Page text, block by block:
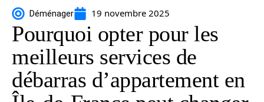
Déménager 19 novembre 2025
Pourquoi opter pour les
meilleurs services de
débarras d’appartement en